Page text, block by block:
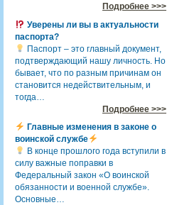
Подробнее >>>
Уверены ли вы в актуальности
паспорта?
Паспорт – это главный документ,
подтверждающий нашу личность. Но
бывает, что по разным причинам он
становится недействительным, и
тогда…
Подробнее >>>
Главные изменения в законе о
воинской службе
В конце прошлого года вступили в
силу важные поправки в
Федеральный закон «О воинской
обязанности и военной службе».
Основные…